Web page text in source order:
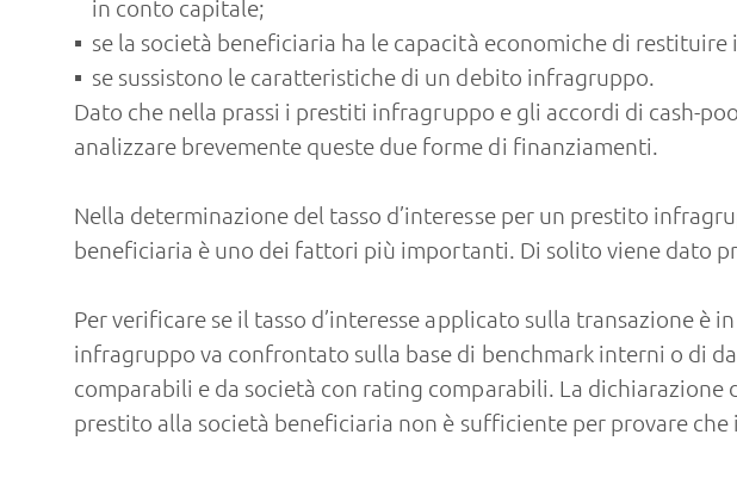
in conto capitale;
se la società beneficiaria ha le capacità economiche di restituire
se sussistono le caratteristiche di un debito infragruppo.
Dato che nella prassi i prestiti infragruppo e gli accordi di cash-
analizzare brevemente queste due forme di finanziamenti.
Nella determinazione del tasso d’interesse per un prestito
beneficiaria è uno dei fattori più importanti. Di solito viene dato
Per verificare se il tasso d’interesse applicato sulla transazione
infragruppo va confrontato sulla base di benchmark interni o di
comparabili e da società con rating comparabili. La
prestito alla società beneficiaria non è sufficiente per provare